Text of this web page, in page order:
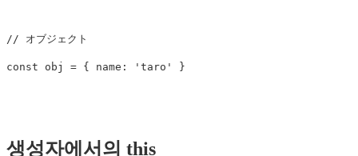
// オブジェクト
const obj = { name : ' taro ' }
생성자에서의 this